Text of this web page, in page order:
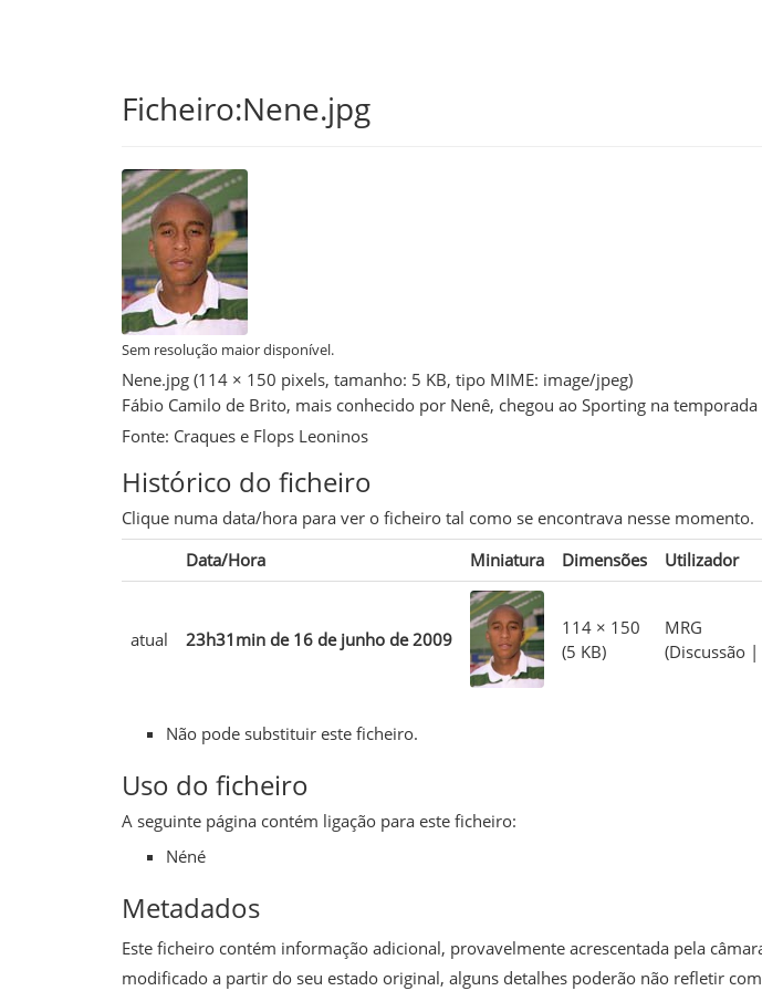
Ficheiro:Nene.jpg
Sem resolução maior disponível.
Nene.jpg‎ (114 × 150 pixels, tamanho: 5 KB, tipo MIME: image/jpeg)
Fábio Camilo de Brito, mais conhecido por Nenê, chegou ao Sporting na
Fonte: Craques e Flops Leoninos
Histórico do ficheiro
Clique numa data/hora para ver o ficheiro tal como se encontrava nesse momento.
Data/Hora
Miniatura Dimensões Utilizador
atual 23h31min de 16 de junho de 2009
114 × 150
(5 KB)
MRG
(Discussão|
Não pode substituir este ficheiro.
Uso do ficheiro
A seguinte página contém ligação para este ficheiro:
Néné
Metadados
Este ficheiro contém informação adicional, provavelmente acrescentada pela
modificado a partir do seu estado original, alguns detalhes poderão não refletir